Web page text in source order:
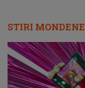
STIRI MONDENE